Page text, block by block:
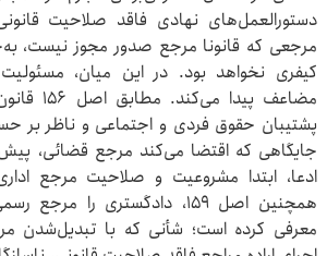
دستورالعمل‌های نهادی فاقد صلاحیت
مرجعی که قانونا مرجع صدور مجوز نیست،
کیفری نخواهد بود. در این میان،
مضاعف
پشتیبان حقوق فردی و اجتماعی و ناظر بر
جایگاهی که اقتضا می‌کند مرجع قضائی،
ادعا، ابتدا مشروعیت و صلاحیت مرجع
همچنین اصل ۱۵۹، دادگستری را
معرفی کرده است؛ شأنی که با تبدیل‌شدن